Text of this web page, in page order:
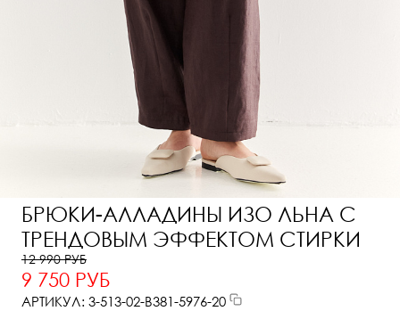
БРЮКИ-АЛЛАДИНЫ ИЗО ЛЬНА C
ТРЕНДОВЫМ ЭФФЕКТОМ СТИРКИ
12 990 РУБ
9 750 РУБ
АРТИКУЛ: 3-513-02-В381-5976-20